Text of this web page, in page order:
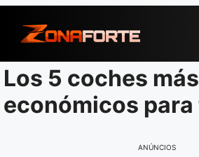
para
conteúdo
Los 5 coches más
económicos para
ANÚNCIOS